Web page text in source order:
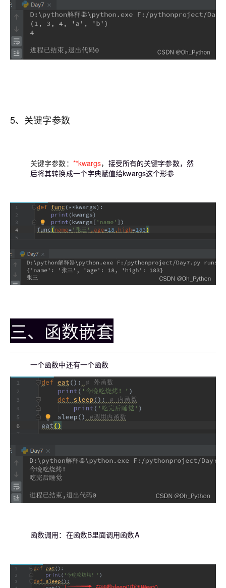
5、关键字参数
关键字参数： **kwargs， 接受所有的关键字参数，然
后将其转换成一个字典赋值给kwargs这个形参
三、函数嵌套
一个函数中还有一个函数
函数调用：在函数B里面调用函数A